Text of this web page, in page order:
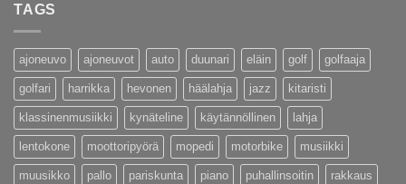
TAGS
ajoneuvo ajoneuvot auto duunari eläin golf golfaaja
golfari harrikka hevonen häälahja jazz kitaristi
klassinenmusiikki kynäteline käytännöllinen lahja
lentokone moottoripyörä mopedi motorbike musiikki
muusikko pallo pariskunta piano puhallinsoitin rakkaus